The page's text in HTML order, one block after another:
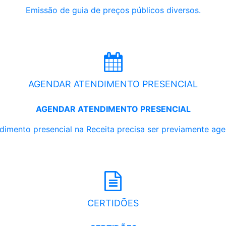
Emissão de guia de preços públicos diversos.
AGENDAR ATENDIMENTO PRESENCIAL
AGENDAR ATENDIMENTO PRESENCIAL
presencial na Receita precisa ser previamente
CERTIDÕES